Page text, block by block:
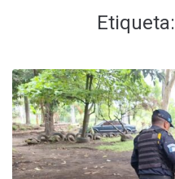
Etiqueta: